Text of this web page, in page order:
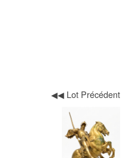
◀◀ Lot Précédent